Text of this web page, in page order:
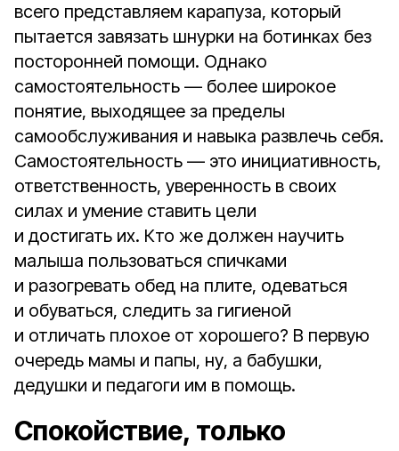
всего представляем карапуза, который
пытается завязать шнурки на ботинках без
посторонней помощи. Однако
самостоятельность — более широкое
понятие, выходящее за пределы
самообслуживания и навыка развлечь себя.
Самостоятельность — это инициативность,
ответственность, уверенность в своих
силах и умение ставить цели
и достигать их. Кто же должен научить
малыша пользоваться спичками
и разогревать обед на плите, одеваться
и обуваться, следить за гигиеной
и отличать плохое от хорошего? В первую
очередь мамы и папы, ну, а бабушки,
дедушки и педагоги им в помощь.
Спокойствие, только